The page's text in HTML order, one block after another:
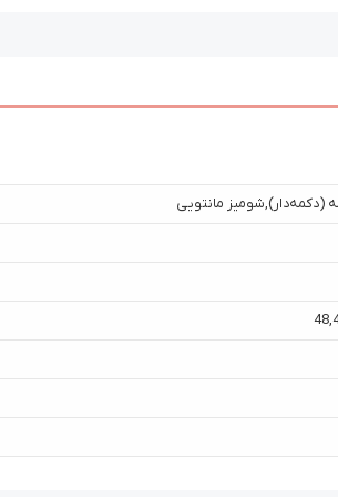
(دکمه‌دار),شومیز مانتویی
,
48